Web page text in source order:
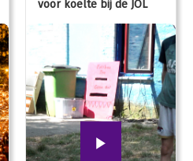
voor koelte bij de JOL